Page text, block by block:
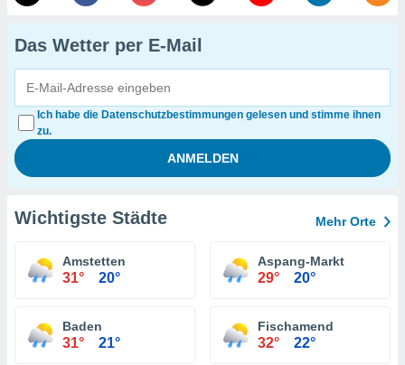
Das Wetter per E-Mail
Ich habe die Datenschutzbestimmungen gelesen und stimme ihnen
zu.
Wichtigste Städte Mehr Orte
Amstetten
31° 20°
Aspang-Markt
29° 20°
Baden
31° 21°
Fischamend
32° 22°